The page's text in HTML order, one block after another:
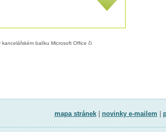
balíku Microsoft Office či
mapa stránek| novinky e-mailem